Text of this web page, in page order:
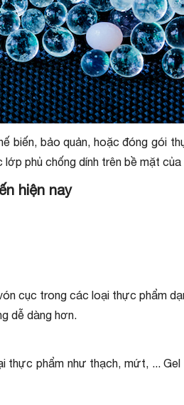
biến, bảo quản, hoặc đóng gói
phủ chống dính trên bề mặt
hiện nay
cục trong các loại thực phẩm
dễ dàng hơn.
phẩm như thạch, mứt, ...